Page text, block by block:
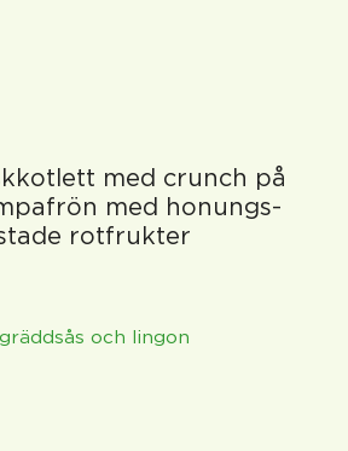
med crunch på
med honungs-
rotfrukter